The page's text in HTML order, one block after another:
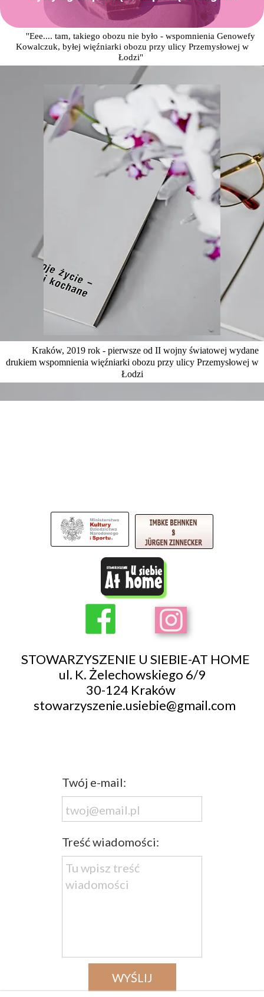
Kraków, 2019 rok - pierwsze od II wojny światowej wydane
drukiem wspomnienia więźniarki obozu przy ulicy Przemysłowej w
Łodzi
''Eee.... tam, takiego obozu nie było - wspomnienia Genowefy
Kowalczuk, byłej więźniarki obozu przy ulicy Przemysłowej w
Łodzi"
Twój e-mail:
Treść wiadomości:
WYŚLIJ
STOWARZYSZENIE U SIEBIE-AT HOME
ul. K. Żelechowskiego 6/9
30-124 Kraków
stowarzyszenie.usiebie@gmail.com